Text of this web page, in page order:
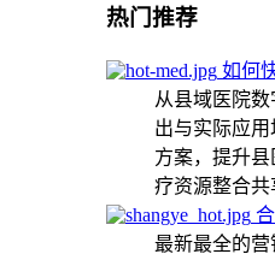
热门推荐
如何
从县域医院
出与实际应
方案，提升
疗资源整合共
最新最全的